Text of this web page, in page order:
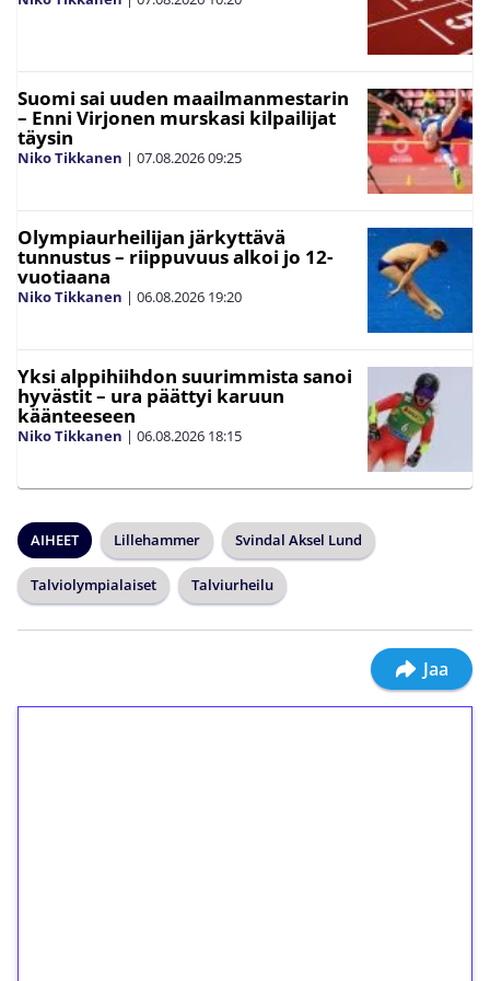
Suomi sai uuden maailmanmestarin
– Enni Virjonen murskasi kilpailijat
täysin
Niko Tikkanen | 07.08.202609:25
Olympiaurheilijan järkyttävä
tunnustus – riippuvuus alkoi jo 12-
vuotiaana
Niko Tikkanen | 06.08.2026 19:20
Yksi alppihiihdon suurimmista sanoi
hyvästit – ura päättyi karuun
käänteeseen
Niko Tikkanen | 06.08.2026 18:15
AIHEET Lillehammer Svindal Aksel Lund
Talviolympialaiset Talviurheilu
Jaa